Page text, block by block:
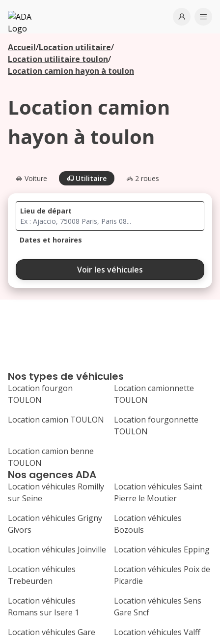
ADA
Open
Accueil/Location utilitaire/
Location utilitaire toulon/
Location camion hayon à toulon
Location camion
hayon à toulon
Voiture Utilitaire 2 roues
Lieu de départ
Dates et horaires
août 2026
ma me
24 25 26
31
septembre 2026
me
1
7 8
16 17
21 22 23 24
Voir les véhicules
Nos agences ADA
Location véhicules Romilly
sur Seine
Location véhicules Saint
Pierre le Moutier
Location véhicules Grigny
Givors
Location véhicules
Bozouls
Location véhicules Joinville
Location véhicules Epping
Location véhicules
Trebeurden
Location véhicules Poix de
Picardie
Location véhicules
Romans sur Isere 1
Location véhicules Sens
Gare Sncf
Location véhicules Gare
Location véhicules Valff
Nos types de véhicules
Location fourgon
TOULON
Location camionnette
TOULON
Location camion TOULON
Location fourgonnette
TOULON
Location camion benne
TOULON
Les
agences à
proximité
Commencez
votre
recherche
pour voir les
proximité